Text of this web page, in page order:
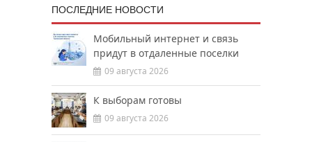
ПОСЛЕДНИЕ НОВОСТИ
Мобильный интернет и связь
придут в отдаленные поселки
09 августа 2026
К выборам готовы
09 августа 2026